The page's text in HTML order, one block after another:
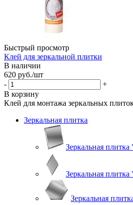
Быстрый просмотр
Клей для зеркальной плитки
В наличии
620 руб./шт
-
+
В корзину
Клей для монтажа зеркальных
Зеркальная плитка
Зеркальная
Зеркальная
Зеркальная